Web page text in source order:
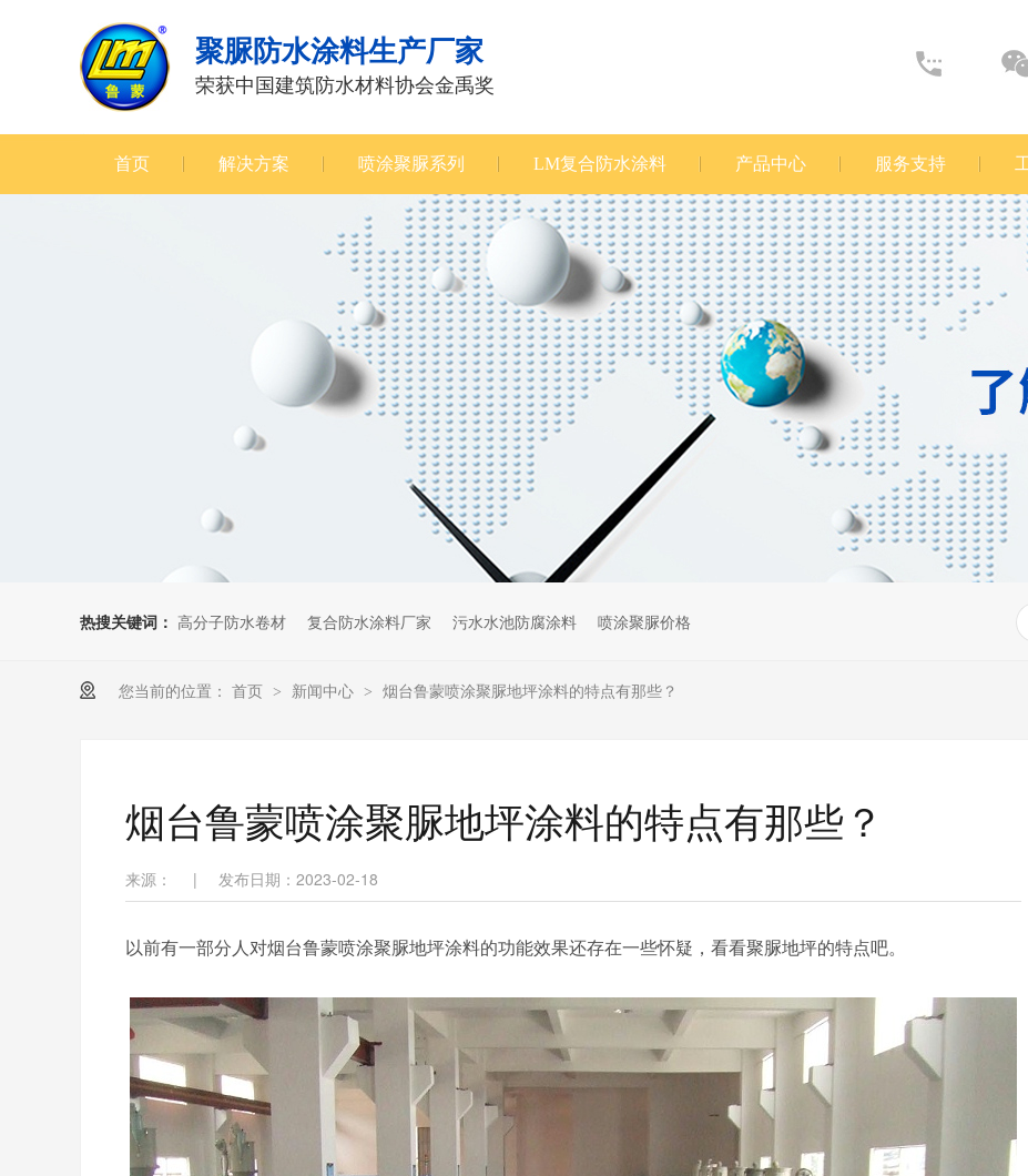
聚脲防水涂料生产厂家
荣获中国建筑防水材料协会金禹奖
首页 解决方案 喷涂聚脲系列 LM复合防水涂料 产品中心 服务支持
热搜关键词： 高分子防水卷材 复合防水涂料厂家 污水水池防腐涂料 喷涂聚脲价格
您当前的位置： 首页 > 新闻中心 > 烟台鲁蒙喷涂聚脲地坪涂料的特点有那些？
烟台鲁蒙喷涂聚脲地坪涂料的特点有那些？
来源： | 发布日期：2023-02-18
以前有一部分人对烟台鲁蒙喷涂聚脲地坪涂料的功能效果还存在一些怀疑，看看聚脲地坪的特点吧。